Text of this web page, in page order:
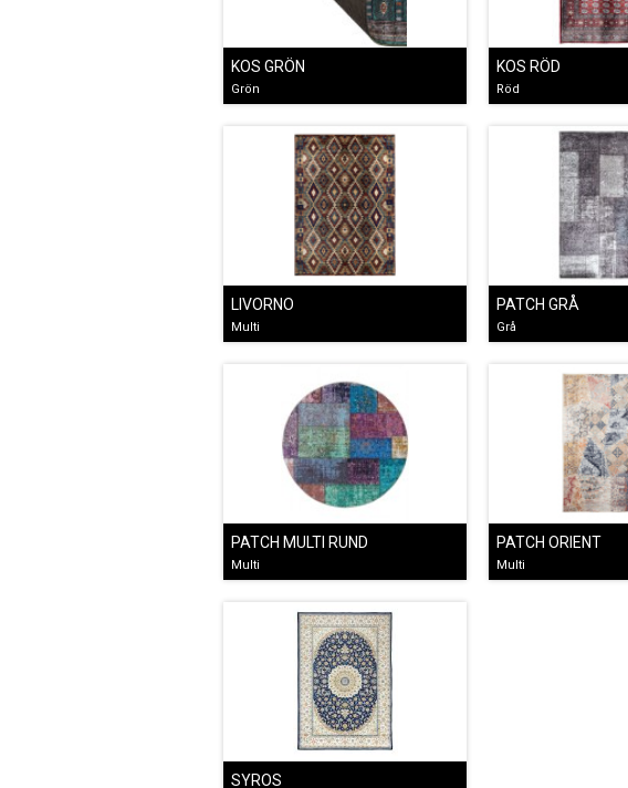
KOS GRÖN
Grön
KOS RÖD
Röd
LIVORNO
Multi
PATCH GRÅ
Grå
PATCH MULTI RUND
Multi
PATCH ORIENT
Multi
SYROS